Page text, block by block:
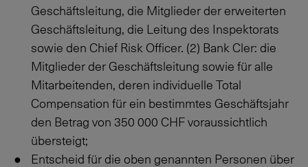
Geschäftsleitung, die Mitglieder der erweiterten
Geschäftsleitung, die Leitung des Inspektorats
sowie den Chief Risk Officer. (2) Bank Cler: die
Mitglieder der Geschäftsleitung sowie für alle
Mitarbeitenden, deren individuelle Total
Compensation für ein bestimmtes Geschäftsjahr
den Betrag von 350 000 CHF voraussichtlich
übersteigt;
Entscheid für die oben genannten Personen über